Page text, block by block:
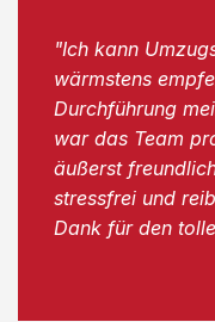
"Ich kann
wärmstens
Durchführung
war das Team
äußerst
stressfrei und
Dank für den